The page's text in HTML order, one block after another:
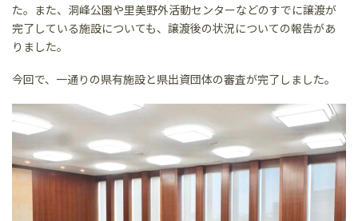
た。また、洞峰公園や里美野外活動センターなどのすでに譲渡が
完了している施設についても、譲渡後の状況についての報告があ
りました。
今回で、一通りの県有施設と県出資団体の審査が完了しました。